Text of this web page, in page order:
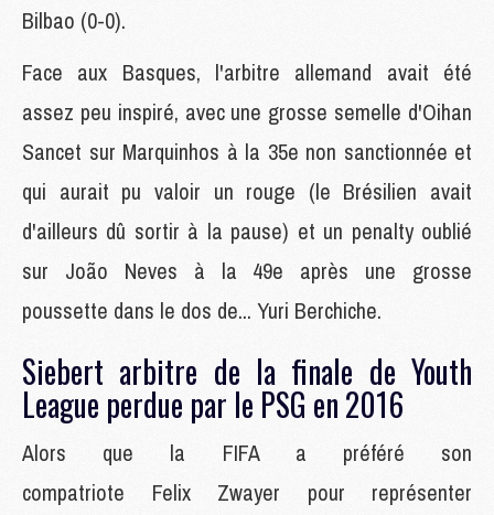
Bilbao (0-0).
Face aux Basques, l'arbitre allemand avait été
assez peu inspiré, avec une grosse semelle d'Oihan
Sancet sur Marquinhos à la 35e non sanctionnée et
qui aurait pu valoir un rouge (le Brésilien avait
d'ailleurs dû sortir à la pause) et un penalty oublié
sur João Neves à la 49e après une grosse
poussette dans le dos de... Yuri Berchiche.
Siebert arbitre de la finale de Youth
League perdue par le PSG en 2016
Alors que la FIFA a préféré son
compatriote Felix Zwayer pour représenter